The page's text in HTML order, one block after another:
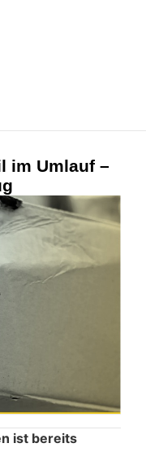
im Umlauf –
ist bereits